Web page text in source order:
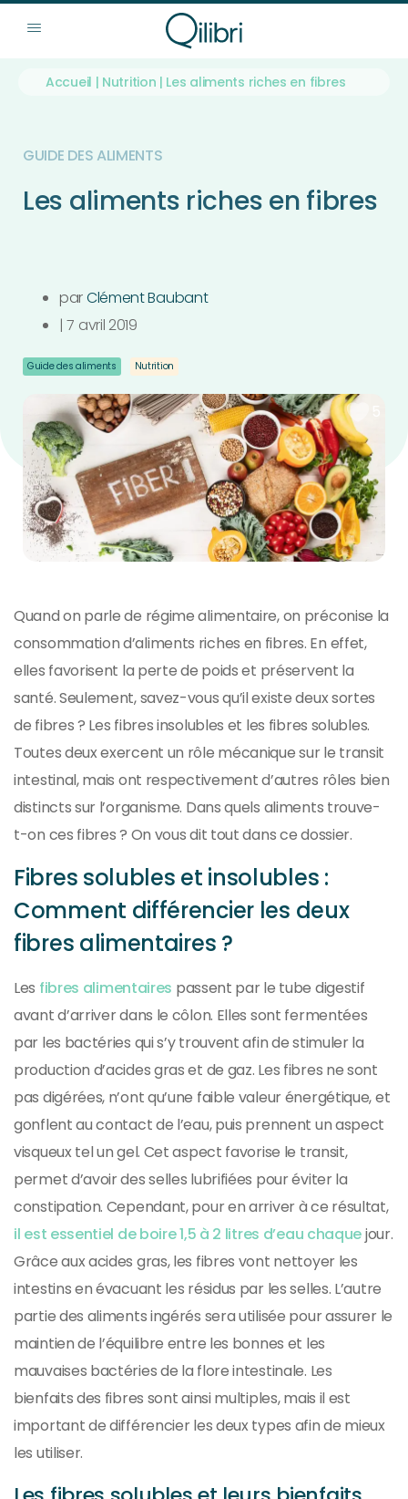
Accueil | Nutrition | Les aliments riches en fibres
GUIDE DES ALIMENTS
Les aliments riches en fibres
parClément Baubant
| 7 avril 2019
Guide des aliments Nutrition
Quand on parle de régime alimentaire, on préconise la
consommation d’aliments riches en fibres. En effet,
elles favorisent la perte de poids et préservent la
santé. Seulement, savez-vous qu’il existe deux sortes
de fibres ? Les fibres insolubles et les fibres solubles.
Toutes deux exercent un rôle mécanique sur le transit
intestinal, mais ont respectivement d’autres rôles bien
distincts sur l’organisme. Dans quels aliments trouve-
t-on ces fibres ? On vous dit tout dans ce dossier.
Fibres solubles et insolubles :
Comment différencier les deux
fibres alimentaires ?
Les fibres alimentaires passent par le tube digestif
avant d’arriver dans le côlon. Elles sont fermentées
par les bactéries qui s’y trouvent afin de stimuler la
production d’acides gras et de gaz. Les fibres ne sont
pas digérées, n’ont qu’une faible valeur énergétique, et
gonflent au contact de l’eau, puis prennent un aspect
visqueux tel un gel. Cet aspect favorise le transit,
permet d’avoir des selles lubrifiées pour éviter la
constipation. Cependant, pour en arriver à ce résultat,
il est essentiel de boire 1,5 à 2 litres d’eau chaquejour.
Grâce aux acides gras, les fibres vont nettoyer les
intestins en évacuant les résidus par les selles. L’autre
partie des aliments ingérés sera utilisée pour assurer le
maintien de l’équilibre entre les bonnes et les
mauvaises bactéries de la flore intestinale. Les
bienfaits des fibres sont ainsi multiples, mais il est
important de différencier les deux types afin de mieux
les utiliser.